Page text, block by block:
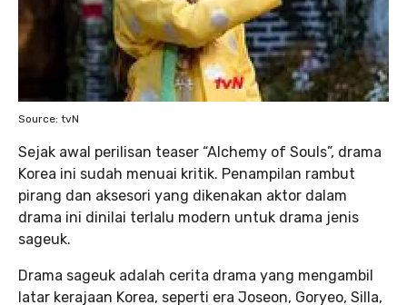
Source: tvN
Sejak awal perilisan teaser “Alchemy of Souls”, drama
Korea ini sudah menuai kritik. Penampilan rambut
pirang dan aksesori yang dikenakan aktor dalam
drama ini dinilai terlalu modern untuk drama jenis
sageuk.
Drama sageuk adalah cerita drama yang mengambil
latar kerajaan Korea, seperti era Joseon, Goryeo, Silla,